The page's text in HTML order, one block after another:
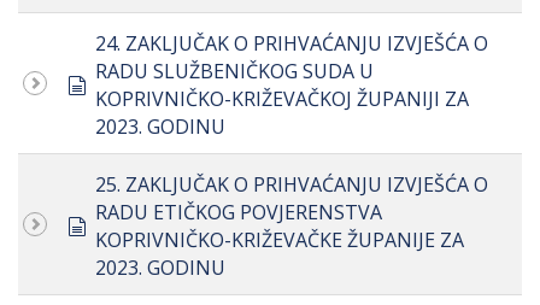
document
24. ZAKLJUČAK O PRIHVAĆANJU IZVJEŠĆA O
RADU SLUŽBENIČKOG SUDA U
KOPRIVNIČKO-KRIŽEVAČKOJ ŽUPANIJI ZA
2023. GODINU
document
25. ZAKLJUČAK O PRIHVAĆANJU IZVJEŠĆA O
RADU ETIČKOG POVJERENSTVA
KOPRIVNIČKO-KRIŽEVAČKE ŽUPANIJE ZA
2023. GODINU